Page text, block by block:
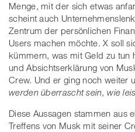
Menge, mit der sich etwas
scheint auch
Zentrum der persönlichen
Users machen möchte. X soll
kümmern, was mit Geld zu tun
und Absichtserklärung von
Crew. Und er ging noch weiter
werden überrascht sein, wie
Diese Aussagen stammen aus
Treffens von Musk mit seiner